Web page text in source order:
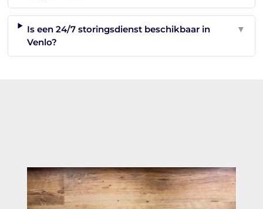
Is een 24/7 storingsdienst beschikbaar in
Venlo?
▼